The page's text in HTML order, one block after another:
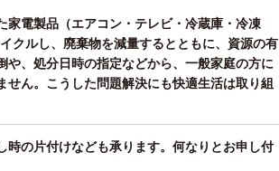
電製品（エアコン・テレビ・冷蔵庫・冷凍
クルし、廃棄物を減量するとともに、資源の有
、処分日時の指定などから、一般家庭の方に
ん。こうした問題解決にも快適生活は取り組
の片付けなども承ります。何なりとお申し付